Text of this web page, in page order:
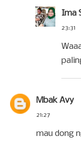
Ima
23:31
Mbak Avy
21:27
mau dong